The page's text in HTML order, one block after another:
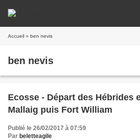
Accueil » ben nevis
ben nevis
Ecosse - Départ des Hébrides
Mallaig puis Fort William
Publié le 26/02/2017 à 07:59
Par beletteagile